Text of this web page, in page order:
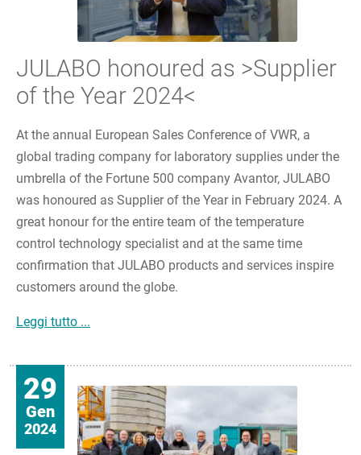
JULABO honoured as >Supplier
of the Year 2024<
At the annual European Sales Conference of VWR, a
global trading company for laboratory supplies under the
umbrella of the Fortune 500 company Avantor, JULABO
was honoured as Supplier of the Year in February 2024. A
great honour for the entire team of the temperature
control technology specialist and at the same time
confirmation that JULABO products and services inspire
customers around the globe.
Leggi tutto ...
29
Gen
2024